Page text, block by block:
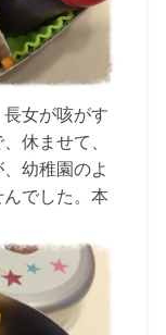
女が咳がす
休ませて、
幼稚園のよ
でした。本